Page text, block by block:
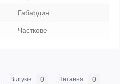
Габардин
Часткове
Відгуків 0 Питання 0